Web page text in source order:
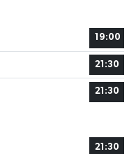
19:00
21:30
21:30
21:30